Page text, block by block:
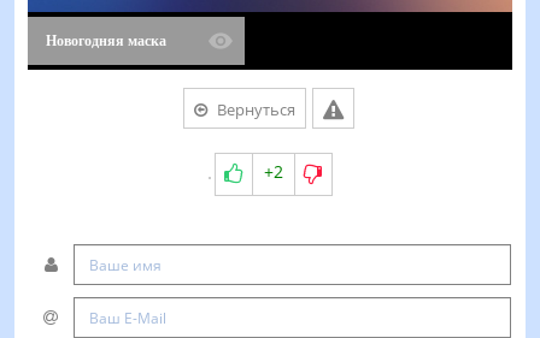
Новогодняя маска
Вернуться
+2